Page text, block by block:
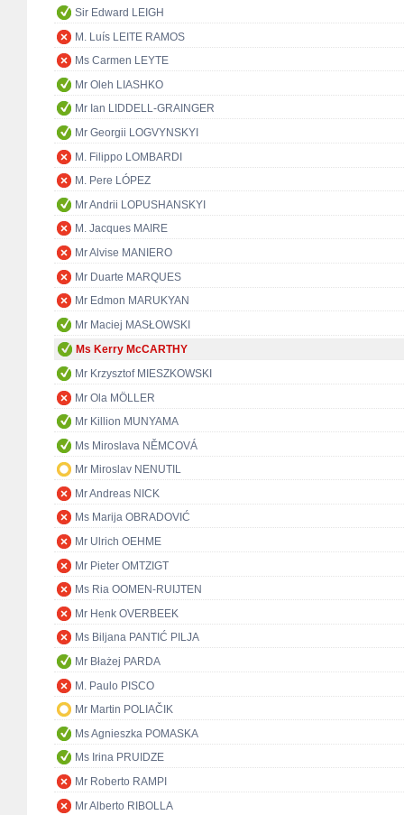
Sir Edward LEIGH
M. Luís LEITE RAMOS
Ms Carmen LEYTE
Mr Oleh LIASHKO
Mr Ian LIDDELL-GRAINGER
Mr Georgii LOGVYNSKYI
M. Filippo LOMBARDI
M. Pere LÓPEZ
Mr Andrii LOPUSHANSKYI
M. Jacques MAIRE
Mr Alvise MANIERO
Mr Duarte MARQUES
Mr Edmon MARUKYAN
Mr Maciej MASŁOWSKI
Ms Kerry McCARTHY
Mr Krzysztof MIESZKOWSKI
Mr Ola MÖLLER
Mr Killion MUNYAMA
Ms Miroslava NĚMCOVÁ
Mr Miroslav NENUTIL
Mr Andreas NICK
Ms Marija OBRADOVIĆ
Mr Ulrich OEHME
Mr Pieter OMTZIGT
Ms Ria OOMEN-RUIJTEN
Mr Henk OVERBEEK
Ms Biljana PANTIĆ PILJA
Mr Błażej PARDA
M. Paulo PISCO
Mr Martin POLIAČIK
Ms Agnieszka POMASKA
Ms Irina PRUIDZE
Mr Roberto RAMPI
Mr Alberto RIBOLLA